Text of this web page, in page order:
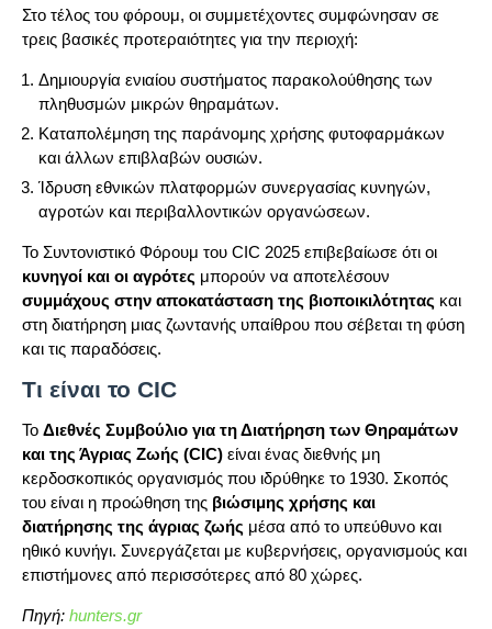
Στο τέλος του φόρουμ, οι συμμετέχοντες συμφώνησαν σε
τρεις βασικές προτεραιότητες για την περιοχή:
Δημιουργία ενιαίου συστήματος παρακολούθησης των
πληθυσμών μικρών θηραμάτων.
Καταπολέμηση της παράνομης χρήσης φυτοφαρμάκων
και άλλων επιβλαβών ουσιών.
Ίδρυση εθνικών πλατφορμών συνεργασίας κυνηγών,
αγροτών και περιβαλλοντικών οργανώσεων.
Το Συντονιστικό Φόρουμ του CIC 2025 επιβεβαίωσε ότι οι
κυνηγοί και οι αγρότες μπορούν να αποτελέσουν
συμμάχους στην αποκατάσταση της βιοποικιλότητας και
στη διατήρηση μιας ζωντανής υπαίθρου που σέβεται τη φύση
και τις παραδόσεις.
Τι είναι το CIC
Το Διεθνές Συμβούλιο για τη Διατήρηση των Θηραμάτων
και της Άγριας Ζωής (CIC) είναι ένας διεθνής μη
κερδοσκοπικός οργανισμός που ιδρύθηκε το 1930. Σκοπός
του είναι η προώθηση της βιώσιμης χρήσης και
διατήρησης της άγριας ζωής μέσα από το υπεύθυνο και
ηθικό κυνήγι. Συνεργάζεται με κυβερνήσεις, οργανισμούς και
επιστήμονες από περισσότερες από 80 χώρες.
Πηγή: hunters.gr